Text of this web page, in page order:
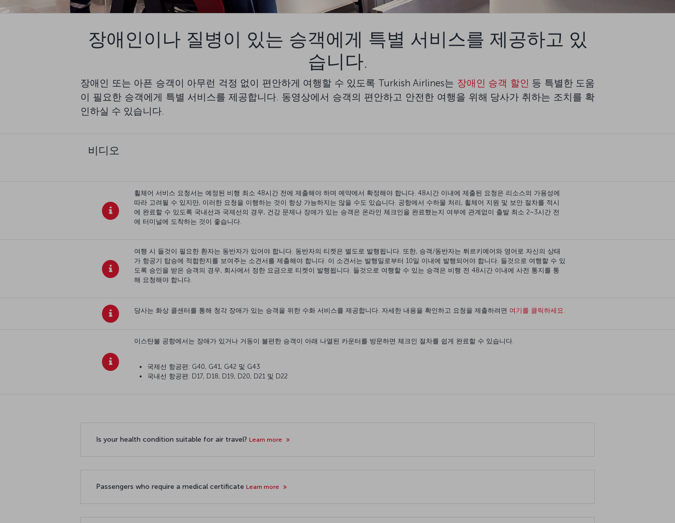
장애인이나 질병이 있는 승객에게 특별 서비스를 제공하고 있
습니다.
장애인 또는 아픈 승객이 아무런 걱정 없이 편안하게 여행할 수 있도록 Turkish Airlines는 장애인 승객 할인 등 특별한 도움
이 필요한 승객에게 특별 서비스를 제공합니다. 동영상에서 승객의 편안하고 안전한 여행을 위해 당사가 취하는 조치를 확
인하실 수 있습니다.
비디오
휠체어 서비스 요청서는 예정된 비행 최소 48시간 전에 제출해야 하며 예약에서 확정해야 합니다. 48시간 이내에 제출된 요청은 리소스의 가용성에
따라 고려될 수 있지만, 이러한 요청을 이행하는 것이 항상 가능하지는 않을 수도 있습니다. 공항에서 수하물 처리, 휠체어 지원 및 보안 절차를 적시
에 완료할 수 있도록 국내선과 국제선의 경우, 건강 문제나 장애가 있는 승객은 온라인 체크인을 완료했는지 여부에 관계없이 출발 최소 2~3시간 전
에 터미널에 도착하는 것이 좋습니다.
여행 시 들것이 필요한 환자는 동반자가 있어야 합니다. 동반자의 티켓은 별도로 발행됩니다. 또한, 승객/동반자는 튀르키예어와 영어로 자신의 상태
가 항공기 탑승에 적합한지를 보여주는 소견서를 제출해야 합니다. 이 소견서는 발행일로부터 10일 이내에 발행되어야 합니다. 들것으로 여행할 수 있
도록 승인을 받은 승객의 경우, 회사에서 정한 요금으로 티켓이 발행됩니다. 들것으로 여행할 수 있는 승객은 비행 전 48시간 이내에 사전 통지를 통
해 요청해야 합니다.
당사는 화상 콜센터를 통해 청각 장애가 있는 승객을 위한 수화 서비스를 제공합니다. 자세한 내용을 확인하고 요청을 제출하려면 여기를 클릭하세요.
이스탄불 공항에서는 장애가 있거나 거동이 불편한 승객이 아래 나열된 카운터를 방문하면 체크인 절차를 쉽게 완료할 수 있습니다.
국제선 항공편: G40, G41, G42 및 G43
국내선 항공편: D17, D18, D19, D20, D21 및 D22
Is your health condition suitable for air travel? Learn more
Passengers who require a medical certificate Learn more